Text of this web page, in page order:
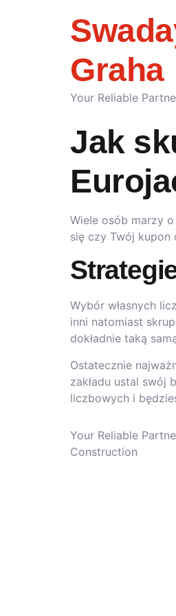
Graha
Your Reliable
Jak
Wiele osób marzy
się czy Twój kupon
Wybór własnych
inni natomiast
dokładnie taką
Ostatecznie
zakładu ustal swój
liczbowych i
Your Reliable
Construction